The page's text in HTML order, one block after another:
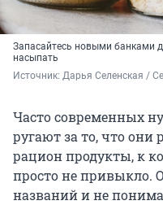
Запасайтесь новыми банками
насыпать
Источник: Дарья Селенская /
Часто современных
ругают за то, что они
рацион продукты, к
просто не привыкло.
названий и не